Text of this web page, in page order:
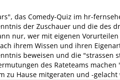
das Comedy-Quiz im hr-
der Zuschauer und die des
nur, wer mit eigenen
ihrem Wissen und ihren
beweisen und die "strassen
des Rateteams
zu Hause mitgeraten und -gelacht